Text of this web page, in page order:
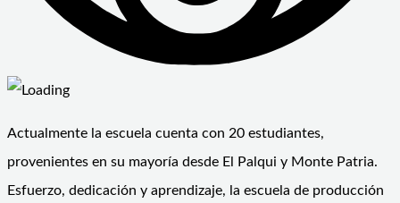
Actualmente la escuela cuenta con 20 estudiantes,
provenientes en su mayoría desde El Palqui y Monte Patria.
Esfuerzo, dedicación y aprendizaje, la escuela de producción